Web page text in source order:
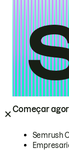
Começar
Semrush